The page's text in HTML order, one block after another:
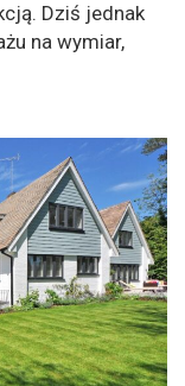
Dziś jednak
na wymiar,